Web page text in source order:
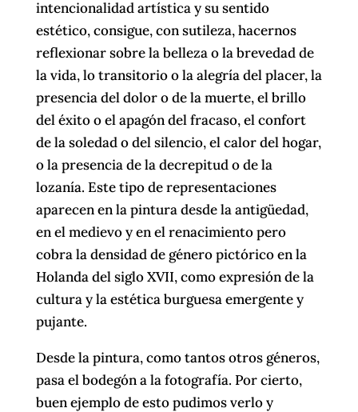
intencionalidad artística y su sentido
estético, consigue, con sutileza, hacernos
reflexionar sobre la belleza o la brevedad de
la vida, lo transitorio o la alegría del placer, la
presencia del dolor o de la muerte, el brillo
del éxito o el apagón del fracaso, el confort
de la soledad o del silencio, el calor del hogar,
o la presencia de la decrepitud o de la
lozanía. Este tipo de representaciones
aparecen en la pintura desde la antigüedad,
en el medievo y en el renacimiento pero
cobra la densidad de género pictórico en la
Holanda del siglo XVII, como expresión de la
cultura y la estética burguesa emergente y
pujante.
Desde la pintura, como tantos otros géneros,
pasa el bodegón a la fotografía. Por cierto,
buen ejemplo de esto pudimos verlo y